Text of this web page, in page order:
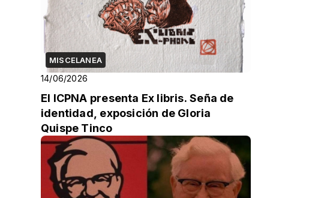
MISCELANEA
14/06/2026
El ICPNA presenta Ex libris. Seña de
identidad, exposición de Gloria
Quispe Tinco